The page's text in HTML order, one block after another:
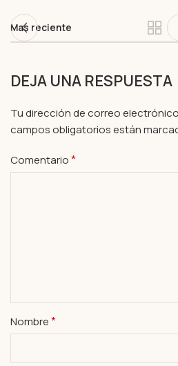
Mas reciente
DEJA UNA RESPUESTA
Tu dirección de correo
campos obligatorios están
Comentario*
Nombre*